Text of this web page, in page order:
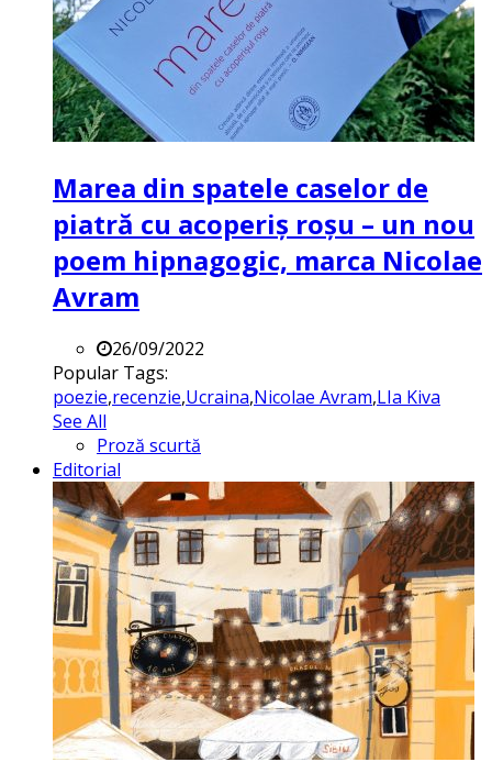
Marea din spatele caselor de
piatră cu acoperiș roșu – un nou
poem hipnagogic, marca Nicolae
Avram
26/09/2022
Popular Tags:
poezie,recenzie,Ucraina,Nicolae Avram,LIa Kiva
See All
Proză scurtă
Editorial